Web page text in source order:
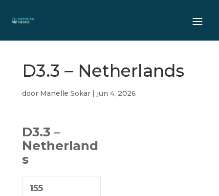
D3.3 – Netherlands
door Manelle Sokar| jun 4, 2026
D3.3 –
Netherland
s
155